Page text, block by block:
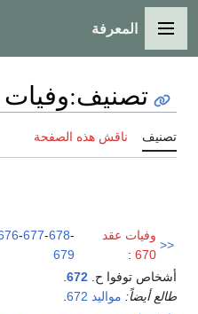
القائمة الرئيسية
المعرفة
تصنيف:وفيات 672
تصنيف ناقش هذه الصفحة
<<
وفيات عقد
670
:
-677-678-
679
أشخاص توفوا ح. 672
طالع أيضاً: مواليد 672